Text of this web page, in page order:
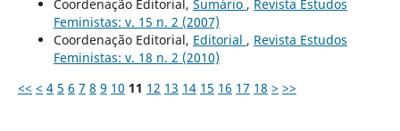
Coordenação Editorial, Sumário , Revista Estudos
Feministas: v. 15 n. 2 (2007)
Coordenação Editorial, Editorial , Revista Estudos
Feministas: v. 18 n. 2 (2010)
<< < 4 5 6 7 8 9 10 11 12 13 14 15 16 17 18 > >>